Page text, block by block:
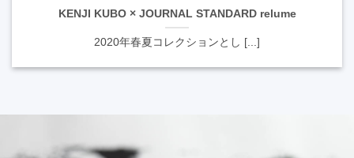
KENJI KUBO × JOURNAL STANDARD relume
2020年春夏コレクションとし [...]